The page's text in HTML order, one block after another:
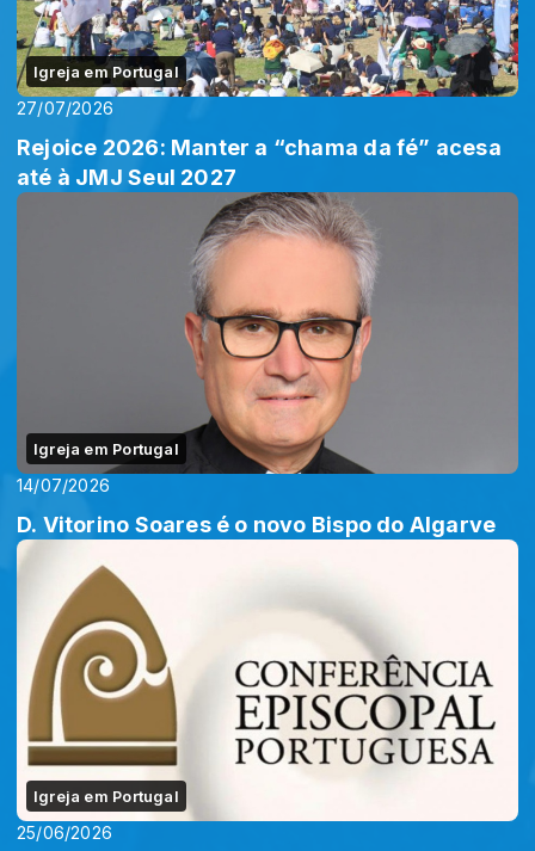
Igreja em Portugal
27/07/2026
Rejoice 2026: Manter a “chama da fé” acesa
até à JMJ Seul 2027
Igreja em Portugal
14/07/2026
D. Vitorino Soares é o novo Bispo do Algarve
Igreja em Portugal
25/06/2026